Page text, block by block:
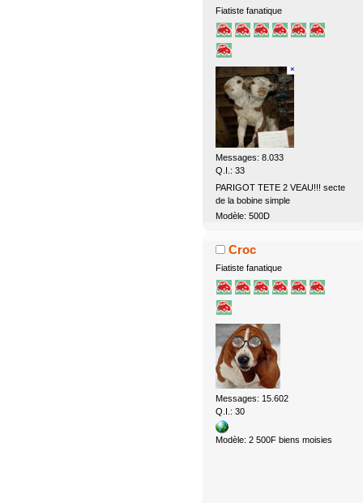
Fiatiste fanatique
Messages: 8.033
Q.I.: 33
PARIGOT TETE 2 VEAU!!! secte
de la bobine simple
Modèle: 500D
Croc
Fiatiste fanatique
Messages: 15.602
Q.I.: 30
Modèle: 2 500F biens moisies